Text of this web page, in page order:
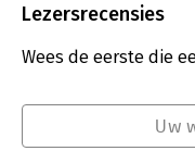
Financiële economie
administreren van
Elk kenmerkend
Uitgever:
Verschijningsdatum:
3-
Serie:
Lezersrecensies
Wees de eerste die
Uw